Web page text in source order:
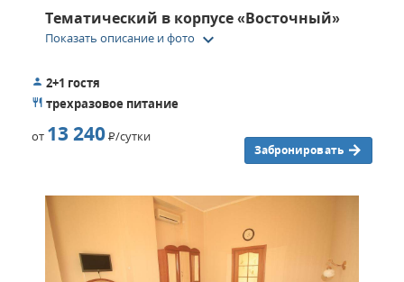
Тематический в корпусе «Восточный»
Показать описание и фото keyboard_arrow_down
2+1 гостя
трехразовое питание
от 13 240Р/сутки
Забронировать